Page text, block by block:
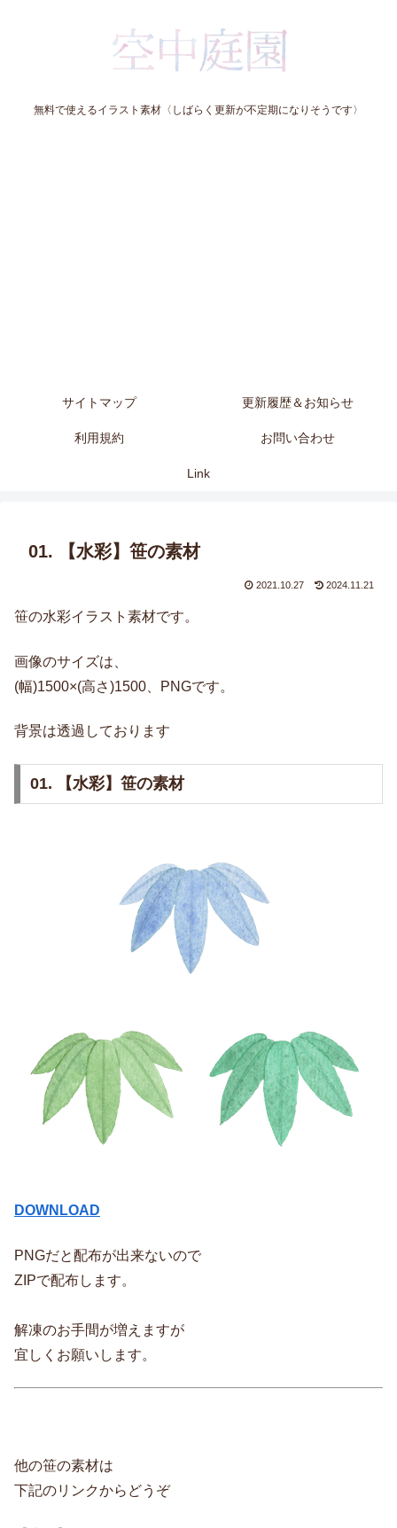
無料で使えるイラスト素材〈しばらく更新が不定期になりそうです〉
サイトマップ 更新履歴＆お知らせ
利用規約 お問い合わせ
Link
01. 【水彩】笹の素材
2021.10.27 2024.11.21
笹の水彩イラスト素材です。
画像のサイズは、
(幅)1500×(高さ)1500、PNGです。
背景は透過しております
01. 【水彩】笹の素材
DOWNLOAD
PNGだと配布が出来ないので
ZIPで配布します。
解凍のお手間が増えますが
宜しくお願いします。
他の笹の素材は
下記のリンクからどうぞ